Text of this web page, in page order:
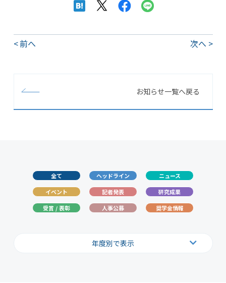
前へ 次へ
お知らせ一覧へ戻る
全て ヘッドライン
ニュース
イベント
記者発表
研究成果
受賞 / 表彰
人事公募 奨学金情報
年度別で表示